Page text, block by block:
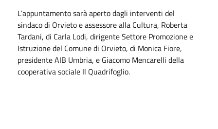
L’appuntamento sarà aperto dagli interventi del
sindaco di Orvieto e assessore alla Cultura, Roberta
Tardani, di Carla Lodi, dirigente Settore Promozione e
Istruzione del Comune di Orvieto, di Monica Fiore,
presidente AIB Umbria, e Giacomo Mencarelli della
cooperativa sociale Il Quadrifoglio.